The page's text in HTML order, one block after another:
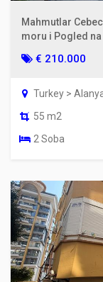
Mahmutlar
moru i Pogled
€ 210.000
Turkey >
55 m2
2 Soba